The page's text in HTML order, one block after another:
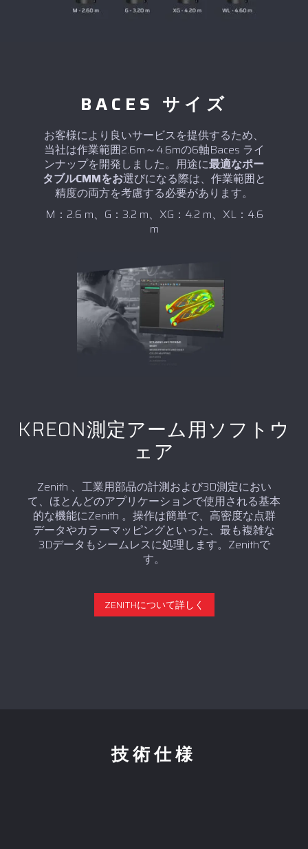
BACES サイズ
お客様により良いサービスを提供するため、
当社は作業範囲2.6m～4.6mの6軸Baces ライ
ンナップを開発しました。用途に最適なポー
タブルCMMをお選びになる際は、作業範囲と
精度の両方を考慮する必要があります。
M：2.6 m、G：3.2 m、XG：4.2 m、XL：4.6
m
KREON測定アーム用ソフトウ
ェア
Zenith 、工業用部品の計測および3D測定におい
て、ほとんどのアプリケーションで使用される基本
的な機能にZenith 。操作は簡単で、高密度な点群
データやカラーマッピングといった、最も複雑な
3Dデータもシームレスに処理します。Zenithで
す。
ZENITHについて詳しく
技術仕様